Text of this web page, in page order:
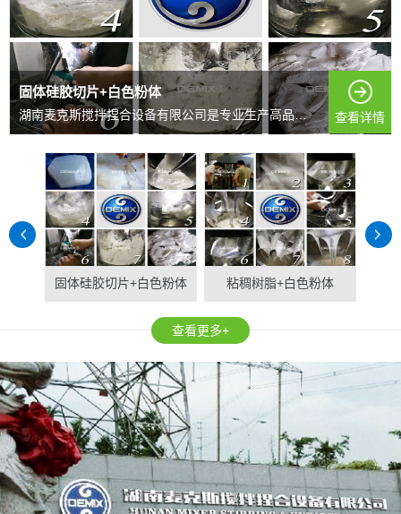
固体硅胶切片+白色粉体
湖南麦克斯搅拌捏合设备有限公司是专业生产高品质搅拌混... 查看详情
固体硅胶切片+白色粉体 粘稠树脂+白色粉体
查看更多+